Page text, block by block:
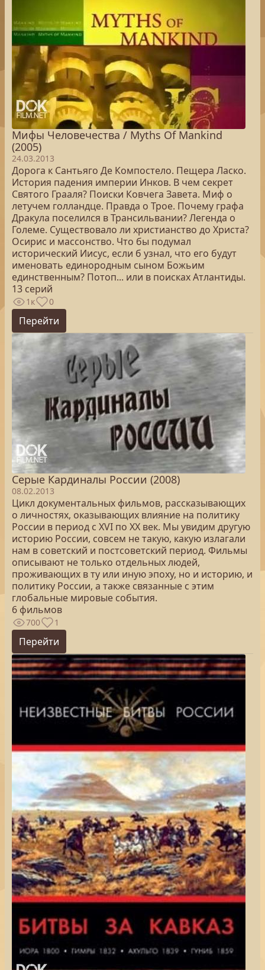
Мифы Человечества / Myths Of Mankind
(2005)
24.03.2013
Дорога к Сантьяго Де Компостело. Пещера Ласко.
История падения империи Инков. В чем секрет
Святого Грааля? Поиски Ковчега Завета. Миф о
летучем голландце. Правда о Трое. Почему графа
Дракула поселился в Трансильвании? Легенда о
Големе. Существовало ли христианство до Христа?
Осирис и массонство. Что бы подумал
исторический Иисус, если б узнал, что его будут
именовать единородным сыном Божьим
единственным? Потоп... или в поисках Атлантиды.
13 серий
1к 0
Перейти
Серые Кардиналы России (2008)
08.02.2013
Цикл документальных фильмов, рассказывающих
о личностях, оказывающих влияние на политику
России в период с XVI по XX век. Мы увидим другую
историю России, совсем не такую, какую излагали
нам в советский и постсоветский период. Фильмы
описывают не только отдельных людей,
проживающих в ту или иную эпоху, но и историю, и
политику России, а также связанные с этим
глобальные мировые события.
6 фильмов
700 1
Перейти